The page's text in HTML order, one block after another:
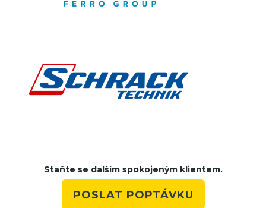
Staňte se dalším spokojeným klientem.
POSLAT POPTÁVKU